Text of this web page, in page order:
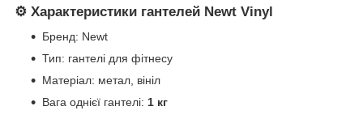
⚙️ Характеристики гантелей Newt Vinyl
Бренд: Newt
Тип: гантелі для фітнесу
Матеріал: метал, вініл
Вага однієї гантелі: 1 кг